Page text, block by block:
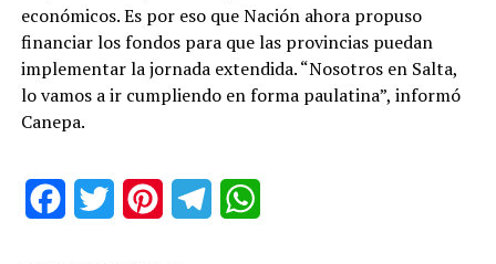
económicos. Es por eso que Nación ahora propuso
financiar los fondos para que las provincias puedan
implementar la jornada extendida. “Nosotros en Salta,
lo vamos a ir cumpliendo en forma paulatina”, informó
Canepa.
FacebookTwitter PinterestTelegram